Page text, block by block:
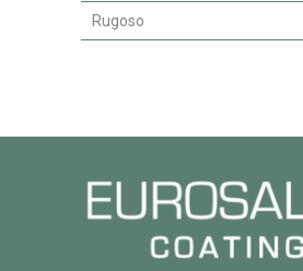
Rugoso